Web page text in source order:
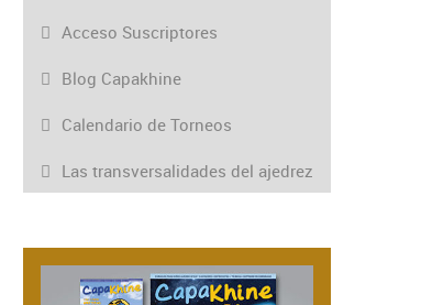
Acceso Suscriptores
Blog Capakhine
Calendario de Torneos
Las transversalidades del ajedrez